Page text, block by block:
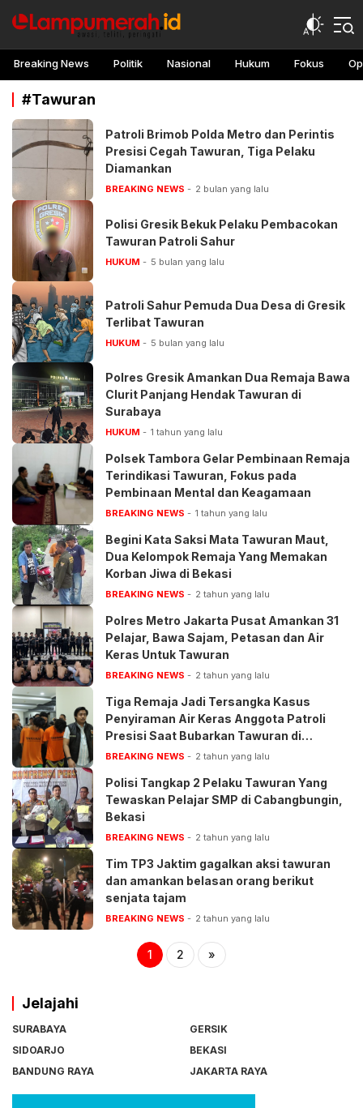
lampu merah
Awasi, teliti, peringati
Breaking News Politik Nasional Hukum Fokus
#Tawuran
Patroli Brimob Polda Metro dan Perintis
Presisi Cegah Tawuran, Tiga Pelaku
Diamankan
BREAKING NEWS 2 bulan yang lalu
Polisi Gresik Bekuk Pelaku Pembacokan
Tawuran Patroli Sahur
HUKUM 5 bulan yang lalu
Patroli Sahur Pemuda Dua Desa di Gresik
Terlibat Tawuran
HUKUM 5 bulan yang lalu
Polres Gresik Amankan Dua Remaja Bawa
Clurit Panjang Hendak Tawuran di
Surabaya
HUKUM 1 tahun yang lalu
Polsek Tambora Gelar Pembinaan Remaja
Terindikasi Tawuran, Fokus pada
Pembinaan Mental dan Keagamaan
BREAKING NEWS 1 tahun yang lalu
Begini Kata Saksi Mata Tawuran Maut,
Dua Kelompok Remaja Yang Memakan
Korban Jiwa di Bekasi
BREAKING NEWS 2 tahun yang lalu
Polres Metro Jakarta Pusat Amankan 31
Pelajar, Bawa Sajam, Petasan dan Air
Keras Untuk Tawuran
BREAKING NEWS 2 tahun yang lalu
Tiga Remaja Jadi Tersangka Kasus
Penyiraman Air Keras Anggota Patroli
Presisi Saat Bubarkan Tawuran di
Kembangan
BREAKING NEWS 2 tahun yang lalu
Polisi Tangkap 2 Pelaku Tawuran Yang
Tewaskan Pelajar SMP di Cabangbungin,
Bekasi
BREAKING NEWS 2 tahun yang lalu
Tim TP3 Jaktim gagalkan aksi tawuran
dan amankan belasan orang berikut
senjata tajam
BREAKING NEWS 2 tahun yang lalu
1 2 »
Jelajahi
SURABAYA
GERSIK
SIDOARJO
BEKASI
BANDUNG RAYA
JAKARTA RAYA